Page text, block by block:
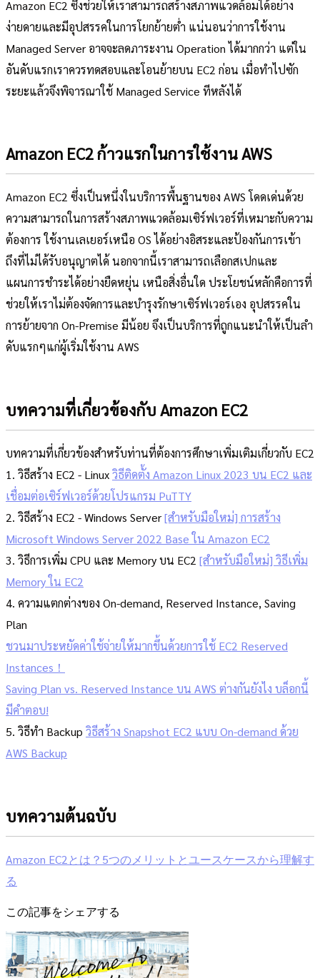
Amazon EC2 ซึ่งช่วยให้เราสามารถสร้างสภาพแวดล้อมได้อย่าง
ง่ายดายและมีอุปสรรคในการโยกย้ายต่ำ แน่นอนว่าการใช้งาน
Managed Server อาจจะลดภาระงาน Operation ได้มากกว่า แต่ใน
อันดับแรกเราควรทดสอบและโอนย้ายบน EC2 ก่อน เมื่อทำไปซัก
ระยะแล้วจึงพิจารณาใช้ Managed Service ทีหลังได้
Amazon EC2 ก้าวแรกในการใช้งาน AWS
Amazon EC2 ซึ่งเป็นหนึ่งในบริการพื้นฐานของ AWS โดดเด่นด้วย
ความสามารถในการสร้างสภาพแวดล้อมเซิร์ฟเวอร์ที่เหมาะกับความ
ต้องการ ใช้งานเลเยอร์เหนือ OS ได้อย่างอิสระและป้องกันการเข้า
ถึงที่ไม่ได้รับอนุญาตได้ นอกจากนี้เราสามารถเลือกสเปกและ
แผนการชำระได้อย่างยืดหยุ่น เหนือสิ่งอื่นใด ประโยชน์หลักคือการที่
ช่วยให้เราไม่ต้องจัดการและบำรุงรักษาเซิร์ฟเวอร์เอง อุปสรรคใน
การย้ายจาก On-Premise มีน้อย จึงเป็นบริการที่ถูกแนะนำให้เป็นลำ
ดับแรกๆแก่ผู้เริ่มใช้งาน AWS
บทความที่เกี่ยวข้องกับ Amazon EC2
บทความที่เกี่ยวข้องสำหรับท่านที่ต้องการศึกษาเพิ่มเติมเกี่ยวกับ EC2
1. วิธีสร้าง EC2 - Linuxวิธีติดตั้ง Amazon Linux 2023 บน EC2 และ
เชื่อมต่อเซิร์ฟเวอร์ด้วยโปรแกรม PuTTY
2. วิธีสร้าง EC2 - Windows Server[สำหรับมือใหม่] การสร้าง
Microsoft Windows Server 2022 Base ใน Amazon EC2
3. วิธีการเพิ่ม CPU และ Memory บน EC2 [สำหรับมือใหม่] วิธีเพิ่ม
Memory ใน EC2
4. ความแตกต่างของ On-demand, Reserved Instance, Saving
Plan
ชวนมาประหยัดค่าใช้จ่ายให้มากขึ้นด้วยการใช้ EC2 Reserved
Instances！
Saving Plan vs. Reserved Instance บน AWS ต่างกันยังไง บล็อกนี้
มีคำตอบ!
5. วิธีทำ Backup วิธีสร้าง Snapshot EC2 แบบ On-demand ด้วย
AWS Backup
บทความต้นฉบับ
Amazon EC2とは？5つのメリットとユースケースから理解す
る
この記事をシェアする